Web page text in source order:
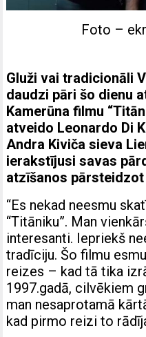
Foto –
Gluži vai tradicionāli
daudzi pāri šo dienu
Kamerūna filmu
atveido Leonardo Di
Andra Kiviča sieva
ierakstījusi savas
atzīšanos
“Es nekad neesmu
“Titāniku”. Man
interesanti. Iepriekš
tradīciju. Šo filmu
reizes – kad tā tika
1997.gadā, cilvēkiem
man nesaprotamā
kad pirmo reizi to